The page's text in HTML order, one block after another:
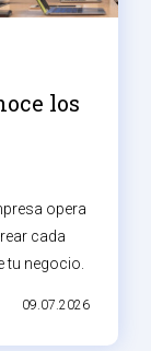
los
opera
cada
tu negocio.
09.07.2026